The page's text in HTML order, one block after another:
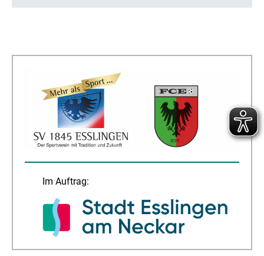
Im Auftrag: